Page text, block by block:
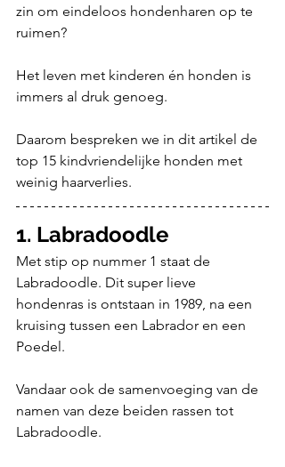
zin om eindeloos hondenharen op te
ruimen?
Het leven met kinderen én honden is
immers al druk genoeg.
Daarom bespreken we in dit artikel de
top 15 kindvriendelijke honden met
weinig haarverlies.
1. Labradoodle
Met stip op nummer 1 staat de
Labradoodle. Dit super lieve
hondenras is ontstaan in 1989, na een
kruising tussen een Labrador en een
Poedel.
Vandaar ook de samenvoeging van de
namen van deze beiden rassen tot
Labradoodle.